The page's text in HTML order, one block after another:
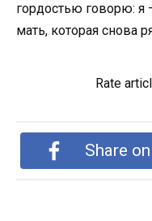
гордостью говорю: я
мать, которая снова
Rate
Share